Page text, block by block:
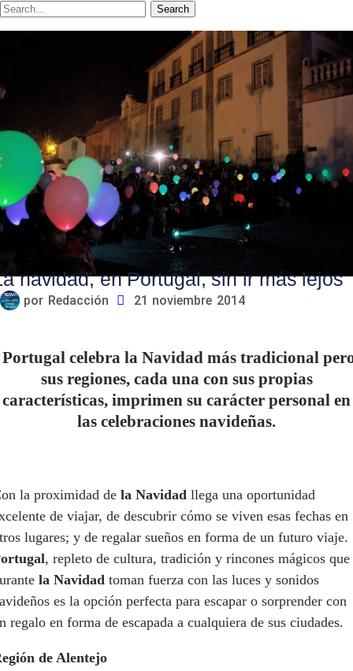
Search
navidad, en Portugal, sin ir más lejos
por Redacción 21 noviembre 2014
Portugal celebra la Navidad más tradicional
sus regiones, cada una con sus propias
características, imprimen su carácter personal en
las celebraciones navideñas.
la proximidad de la Navidad llega una oportunidad
de viajar, de descubrir cómo se viven esas fechas en
lugares; y de regalar sueños en forma de un futuro viaje.
, repleto de cultura, tradición y rincones mágicos que
la Navidad toman fuerza con las luces y sonidos
es la opción perfecta para escapar o sorprender con
regalo en forma de escapada a cualquiera de sus ciudades.
de Alentejo